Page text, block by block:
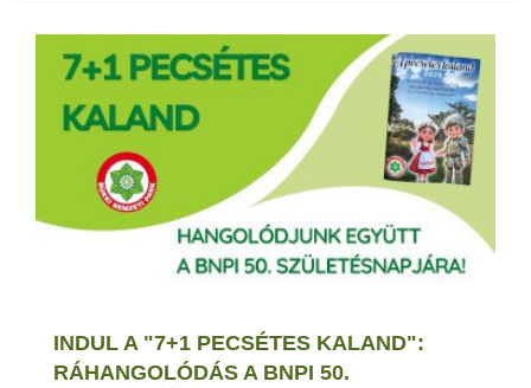
INDUL A "7+1 PECSÉTES KALAND":
RÁHANGOLÓDÁS A BNPI 50.